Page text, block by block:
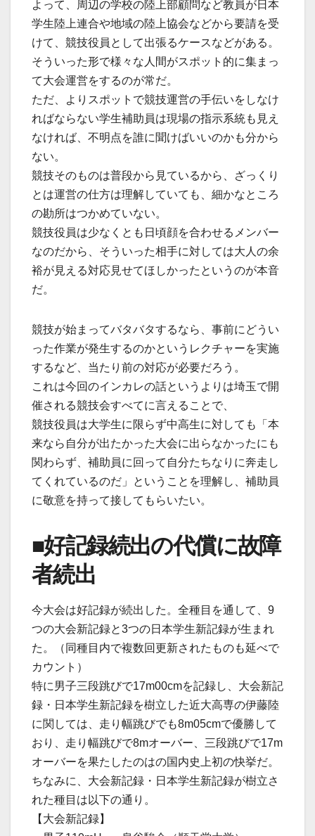
よって、周辺の学校の陸上部顧問など教員が日本
学生陸上連合や地域の陸上協会などから要請を受
けて、競技役員として出張るケースなどがある。
そういった形で様々な人間がスポット的に集まっ
て大会運営をするのが常だ。
ただ、よりスポットで競技運営の手伝いをしなけ
ればならない学生補助員は現場の指示系統も見え
なければ、不明点を誰に聞けばいいのかも分から
ない。
競技そのものは普段から見ているから、ざっくり
とは運営の仕方は理解していても、細かなところ
の勘所はつかめていない。
競技役員は少なくとも日頃顔を合わせるメンバー
なのだから、そういった相手に対しては大人の余
裕が見える対応見せてほしかったというのが本音
だ。
競技が始まってバタバタするなら、事前にどうい
った作業が発生するのかというレクチャーを実施
するなど、当たり前の対応が必要だろう。
これは今回のインカレの話というよりは埼玉で開
催される競技会すべてに言えることで、
競技役員は大学生に限らず中高生に対しても「本
来なら自分が出たかった大会に出らなかったにも
関わらず、補助員に回って自分たちなりに奔走し
てくれているのだ」ということを理解し、補助員
に敬意を持って接してもらいたい。
■好記録続出の代償に故障
者続出
今大会は好記録が続出した。全種目を通して、9
つの大会新記録と3つの日本学生新記録が生まれ
た。（同種目内で複数回更新されたものも延べで
カウント）
特に男子三段跳びで17m00cmを記録し、大会新記
録・日本学生新記録を樹立した近大高専の伊藤陸
に関しては、走り幅跳びでも8m05cmで優勝して
おり、走り幅跳びで8mオーバー、三段跳びで17m
オーバーを果たしたのはの国内史上初の快挙だ。
ちなみに、大会新記録・日本学生新記録が樹立さ
れた種目は以下の通り。
【大会新記録】